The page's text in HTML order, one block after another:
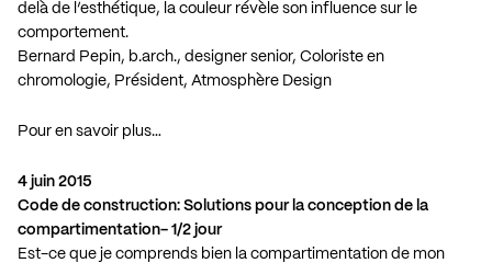
delà de l’esthétique, la couleur révèle son influence sur le
comportement.
Bernard Pepin, b.arch., designer senior, Coloriste en
chromologie, Président, Atmosphère Design
Pour en savoir plus…
4 juin 2015
Code de construction: Solutions pour la conception de la
compartimentation- 1/2 jour
Est-ce que je comprends bien la compartimentation de mon